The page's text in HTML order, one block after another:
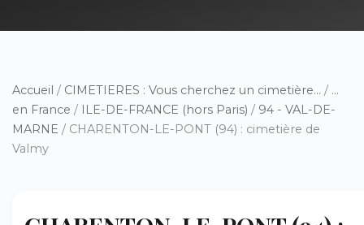
Accueil / CIMETIERES : Vous cherchez un cimetière... / ...
en France / ILE-DE-FRANCE (hors Paris) / 94 - VAL-DE-
MARNE / CHARENTON-LE-PONT (94) : cimetière de
Valmy